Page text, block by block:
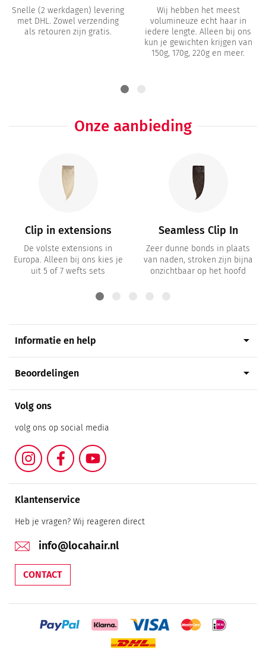
Snelle (2 werkdagen) levering
met DHL. Zowel verzending
als retouren zijn gratis.
Wij hebben het meest
volumineuze echt haar in
iedere lengte. Alleen bij ons
kun je gewichten krijgen van
150g, 170g, 220g en meer.
Onze aanbieding
Clip in extensions
De volste extensions in
Europa. Alleen bij ons kies je
uit 5 of 7 wefts sets
Seamless Clip In
Zeer dunne bonds in plaats
van naden, stroken zijn bijna
onzichtbaar op het hoofd
Informatie en help arrow_drop_down
Volg ons
volg ons op social media
InstagramFacebookYouTube
Beoordelingen arrow_drop_down
Klantenservice
Heb je vragen? Wij reageren direct
info@locahair.nl
CONTACT